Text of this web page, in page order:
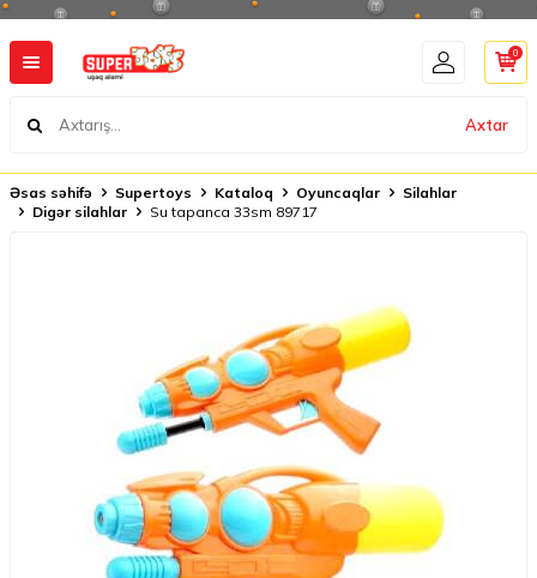
Axtar
0
Əsas səhifə Supertoys Kataloq Oyuncaqlar
Silahlar
Digər silahlar
Su tapanca 33sm 89717